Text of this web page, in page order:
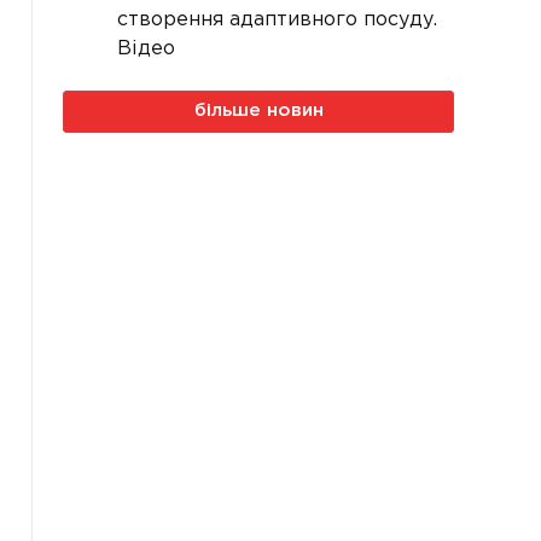
створення адаптивного посуду.
Відео
більше новин